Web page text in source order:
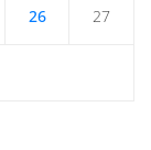
26 27